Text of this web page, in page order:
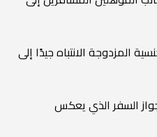
المزدوجة الانتباه جيدًا إلى
السفر الذي يعكس